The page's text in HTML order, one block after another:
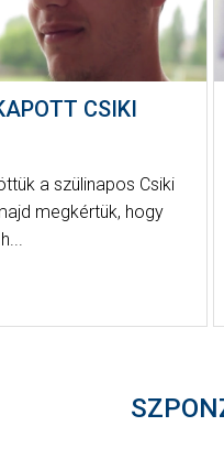
CSIKI
a szülinapos Csiki
megkértük, hogy